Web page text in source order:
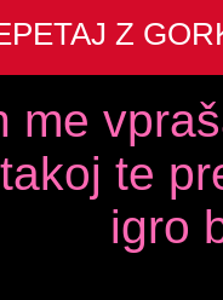
Z
me
te
igro